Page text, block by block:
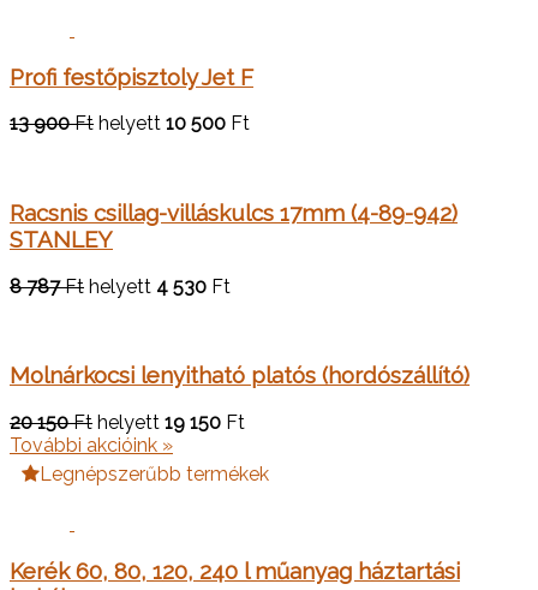
Profi festőpisztoly Jet F
13 900 Ft helyett 10 500 Ft
Racsnis csillag-villáskulcs 17mm (4-89-942)
STANLEY
8 787 Ft helyett 4 530 Ft
Molnárkocsi lenyitható platós (hordószállító)
20 150 Ft helyett 19 150 Ft
További akcióink »
Legnépszerűbb termékek
Kerék 60, 80, 120, 240 l műanyag háztartási